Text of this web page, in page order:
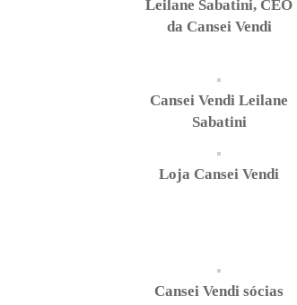
Leilane Sabatini, CEO
da Cansei Vendi
Cansei Vendi Leilane
Sabatini
Loja Cansei Vendi
Cansei Vendi sócias